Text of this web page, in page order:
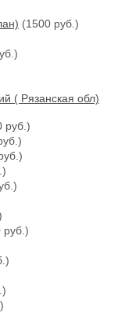
(1500 руб.)
( Рязанская обл)
руб.)
руб.)